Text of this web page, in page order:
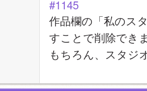
#1145
作品欄の「私のス
すことで削除でき
もちろん、スタジ